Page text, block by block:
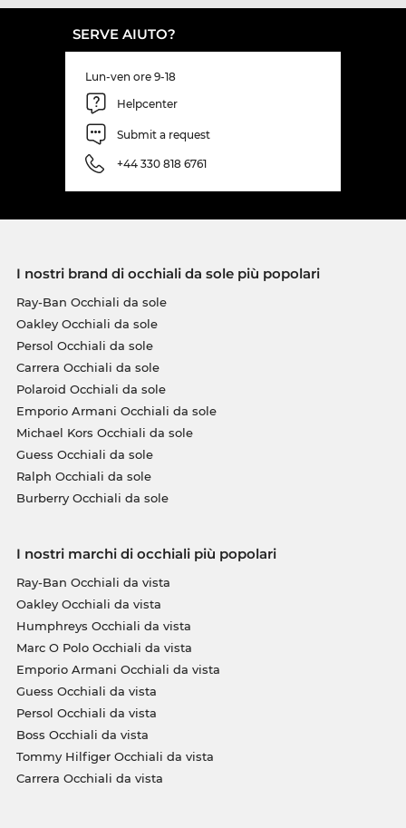
SERVE AIUTO?
Lun-ven ore 9-18
Helpcenter
Submit a request
+44 330 818 6761
I nostri brand di occhiali da sole più popolari
Ray-Ban Occhiali da sole
Oakley Occhiali da sole
Persol Occhiali da sole
Carrera Occhiali da sole
Polaroid Occhiali da sole
Emporio Armani Occhiali da sole
Michael Kors Occhiali da sole
Guess Occhiali da sole
Ralph Occhiali da sole
Burberry Occhiali da sole
I nostri marchi di occhiali più popolari
Ray-Ban Occhiali da vista
Oakley Occhiali da vista
Humphreys Occhiali da vista
Marc O Polo Occhiali da vista
Emporio Armani Occhiali da vista
Guess Occhiali da vista
Persol Occhiali da vista
Boss Occhiali da vista
Tommy Hilfiger Occhiali da vista
Carrera Occhiali da vista